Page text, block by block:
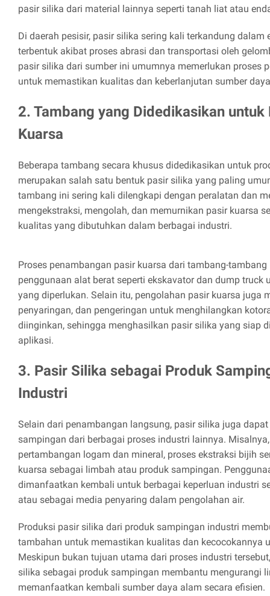
pasir silika dari material lainnya seperti tanah liat atau
Di daerah pesisir, pasir silika sering kali terkandung dalam
terbentuk akibat proses abrasi dan transportasi oleh
pasir silika dari sumber ini umumnya memerlukan proses
untuk memastikan kualitas dan keberlanjutan sumber
2. Tambang yang Didedikasikan
Kuarsa
Beberapa tambang secara khusus didedikasikan untuk
merupakan salah satu bentuk pasir silika yang paling
tambang ini sering kali dilengkapi dengan peralatan dan
mengekstraksi, mengolah, dan memurnikan pasir kuarsa
kualitas yang dibutuhkan dalam berbagai industri.
Proses penambangan pasir kuarsa dari tambang-
penggunaan alat berat seperti ekskavator dan dump truck
yang diperlukan. Selain itu, pengolahan pasir kuarsa juga
penyaringan, dan pengeringan untuk menghilangkan
diinginkan, sehingga menghasilkan pasir silika yang siap
aplikasi.
3. Pasir Silika sebagai Produk
Industri
Selain dari penambangan langsung, pasir silika juga
sampingan dari berbagai proses industri lainnya.
pertambangan logam dan mineral, proses ekstraksi bijih
kuarsa sebagai limbah atau produk sampingan.
dimanfaatkan kembali untuk berbagai keperluan industri
atau sebagai media penyaring dalam pengolahan air.
Produksi pasir silika dari produk sampingan industri
tambahan untuk memastikan kualitas dan kecocokannya
Meskipun bukan tujuan utama dari proses industri
silika sebagai produk sampingan membantu mengurangi
memanfaatkan kembali sumber daya alam secara efisien.